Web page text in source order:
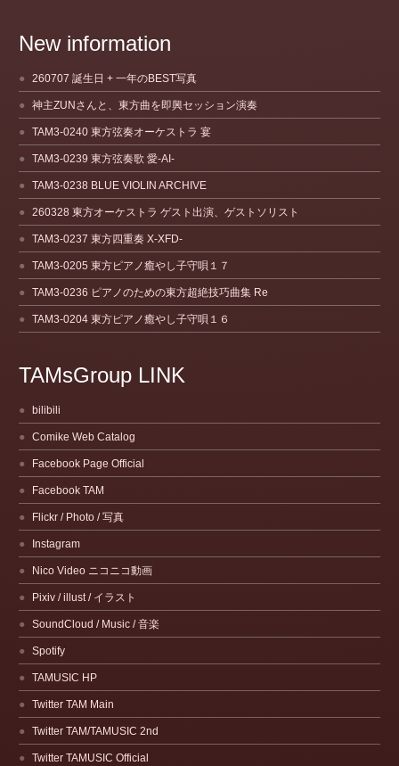
New information
260707 誕生日 + 一年のBEST写真
神主ZUNさんと、東方曲を即興セッション演奏
TAM3-0240 東方弦奏オーケストラ 宴
TAM3-0239 東方弦奏歌 愛-AI-
TAM3-0238 BLUE VIOLIN ARCHIVE
260328 東方オーケストラ ゲスト出演、ゲストソリスト
TAM3-0237 東方四重奏 X-XFD-
TAM3-0205 東方ピアノ癒やし子守唄１７
TAM3-0236 ピアノのための東方超絶技巧曲集 Re
TAM3-0204 東方ピアノ癒やし子守唄１６
TAMsGroup LINK
bilibili
Comike Web Catalog
Facebook Page Official
Facebook TAM
Flickr / Photo / 写真
Instagram
Nico Video ニコニコ動画
Pixiv / illust / イラスト
SoundCloud / Music / 音楽
Spotify
TAMUSIC HP
Twitter TAM Main
Twitter TAM/TAMUSIC 2nd
Twitter TAMUSIC Official